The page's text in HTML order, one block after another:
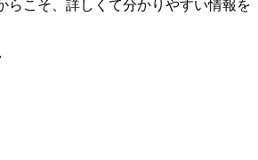
らこそ、詳しくて分かりやすい情報を